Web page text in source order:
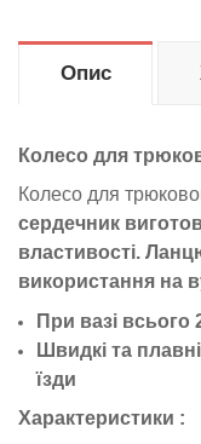
Опис
Колесо для
Колесо для
сердечник
властивості.
використання на
При вазі всього
Швидкі та
їзди
Характеристики :